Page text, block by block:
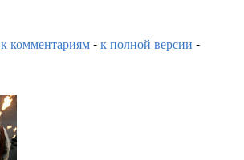
к комментариям-к полной версии -